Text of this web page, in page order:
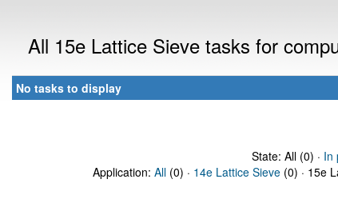
All 15e Lattice Sieve tasks for
No tasks to display
State: All (0) · In
Application: All (0) · 14e Lattice Sieve (0) · 15e